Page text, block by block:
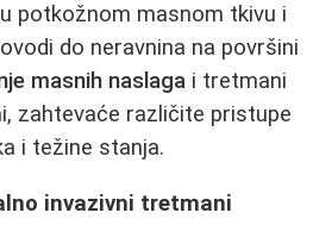
potkožnom masnom tkivu i
do neravnina na površini
masnih naslaga i tretmani
zahtevaće različite pristupe
i težine stanja.
invazivni tretmani